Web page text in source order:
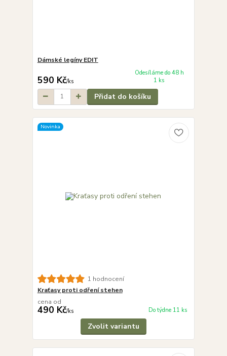
Dámské legíny EDIT
590 Kč/ks
Odesíláme do 48 h
1 ks
Přidat do košíku
Novinka
1 hodnocení
Kraťasy proti odření stehen
cena od
490 Kč/ks Do týdne 11 ks
Zvolit variantu